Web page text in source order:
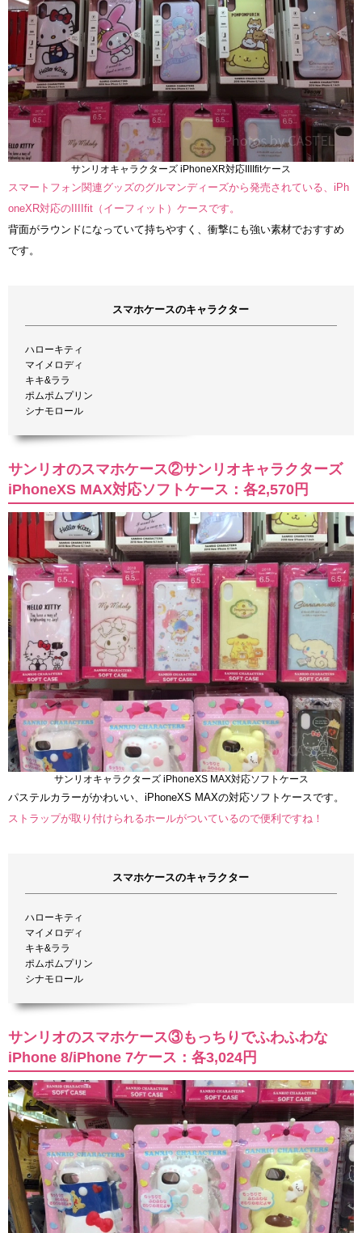
サンリオキャラクターズ iPhoneXR対応IIIIfitケース
スマートフォン関連グッズのグルマンディーズから発売されている、iPh
oneXR対応のIIIIfit（イーフィット）ケースです。
背面がラウンドになっていて持ちやすく、衝撃にも強い素材でおすすめ
です。
スマホケースのキャラクター
ハローキティ
マイメロディ
キキ&ララ
ポムポムプリン
シナモロール
サンリオのスマホケース②サンリオキャラクターズ
iPhoneXS MAX対応ソフトケース：各2,570円
サンリオキャラクターズ iPhoneXS MAX対応ソフトケース
パステルカラーがかわいい、iPhoneXS MAXの対応ソフトケースです。
ストラップが取り付けられるホールがついているので便利ですね！
スマホケースのキャラクター
ハローキティ
マイメロディ
キキ&ララ
ポムポムプリン
シナモロール
サンリオのスマホケース③もっちりでふわふわな
iPhone 8/iPhone 7ケース：各3,024円